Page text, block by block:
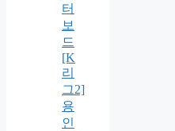
터
보
드
[K
리
그2]
용
인